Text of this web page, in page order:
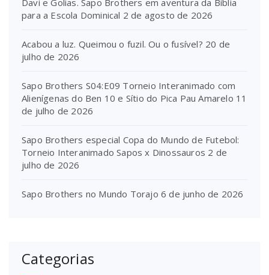
Davi e Golias. Sapo Brothers em aventura da Bíblia
para a Escola Dominical 2 de agosto de 2026
Acabou a luz. Queimou o fuzil. Ou o fusível? 20 de
julho de 2026
Sapo Brothers S04:E09 Torneio Interanimado com
Alienígenas do Ben 10 e Sítio do Pica Pau Amarelo 11
de julho de 2026
Sapo Brothers especial Copa do Mundo de Futebol:
Torneio Interanimado Sapos x Dinossauros 2 de
julho de 2026
Sapo Brothers no Mundo Torajo 6 de junho de 2026
Categorias